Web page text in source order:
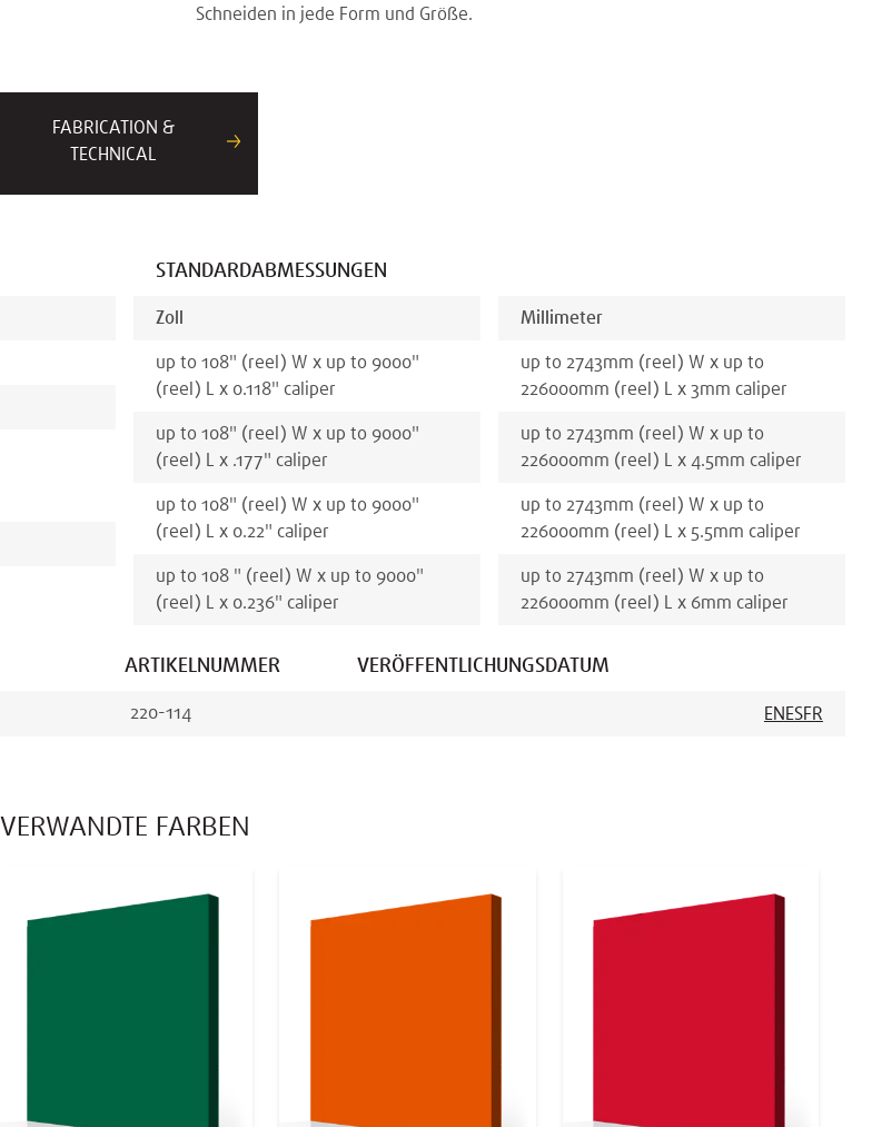
Schneiden in jede Form und Größe.
FABRICATION &
TECHNICAL
STANDARDABMESSUNGEN
Zoll
up to 108" (reel) W x up to 9000"
(reel) L x 0.118" caliper
up to 108" (reel) W x up to 9000"
(reel) L x .177" caliper
up to 108" (reel) W x up to 9000"
(reel) L x 0.22" caliper
up to 108 " (reel) W x up to 9000"
(reel) L x 0.236" caliper
Millimeter
up to 2743mm (reel) W x up to
226000mm (reel) L x 3mm caliper
up to 2743mm (reel) W x up to
226000mm (reel) L x 4.5mm caliper
up to 2743mm (reel) W x up to
226000mm (reel) L x 5.5mm caliper
up to 2743mm (reel) W x up to
226000mm (reel) L x 6mm caliper
ARTIKELNUMMER VERÖFFENTLICHUNGSDATUM
220-114 EN ESFR
VERWANDTE FARBEN